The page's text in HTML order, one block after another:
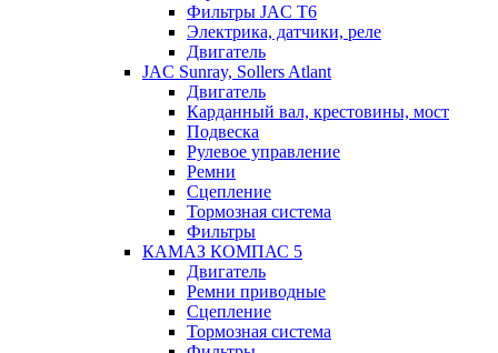
Фильтры JAC T6
Электрика, датчики, реле
Двигатель
JAC Sunray, Sollers Atlant
Двигатель
Карданный вал, крестовины, мост
Подвеска
Рулевое управление
Ремни
Сцепление
Тормозная система
Фильтры
КАМАЗ КОМПАС 5
Двигатель
Ремни приводные
Сцепление
Тормозная система